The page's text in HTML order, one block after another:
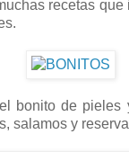
recetas que
bonito de pieles
salamos y